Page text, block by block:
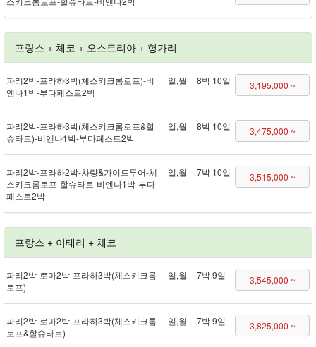
프랑스 + 체코 + 오스트리아 + 헝가리
파리 2박 - 프라하 3박(체스키크롬로프) - 비
엔나 1박 - 부다페스트 2박
일,월 8박 10일 3,195,000 ~
파리 2박 - 프라하 3박(체스키크롬로프&할
슈타트) - 비엔나 1박 - 부다페스트 2박
일,월 8박 10일 3,475,000 ~
파리 2박 - 프라하 2박 - 차량&가이드투어 - 체
스키크롬로프 - 할슈타트 - 비엔나 1박 - 부다
페스트 2박
일,월 7박 10일 3,515,000 ~
프랑스 + 이태리 + 체코
파리 2박 - 로마 2박 - 프라하 3박(체스키크롬
로프)
일,월 7박 9일 3,545,000 ~
파리 2박 - 로마 2박 - 프라하 3박(체스키크롬
로프&할슈타트)
일,월 7박 9일 3,825,000 ~